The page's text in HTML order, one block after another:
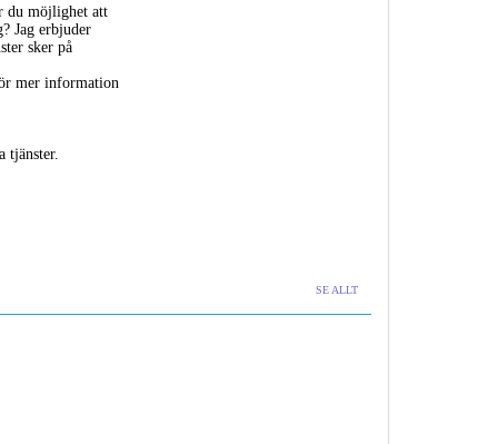
du möjlighet att
Jag erbjuder
sker på
mer information
tjänster.
SE ALLT